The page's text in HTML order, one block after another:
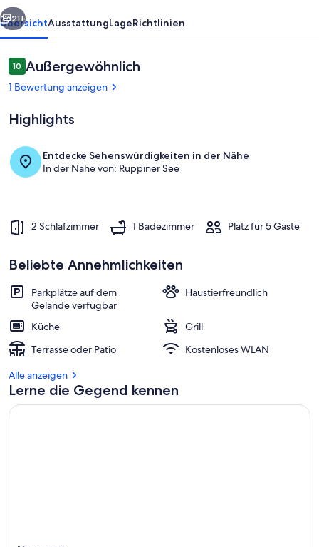
und
Wi-
Fi
Innenbereich
Weiter
21+
ÜbersichtAusstattungLageRichtlinien
Bewertungen
1010 von 10.
Außergewöhnlich
1 Bewertung anzeigen
Highlights
Entdecke Sehenswürdigkeiten in der Nähe
In der Nähe von: Ruppiner See
2 Schlafzimmer 1 Badezimmer Platz für 5 Gäste
Beliebte Annehmlichkeiten
Parkplätze auf dem
Gelände verfügbar
Haustierfreundlich
Küche
Grill
Terrasse oder Patio
Kostenloses WLAN
Alle anzeigen
Lerne die Gegend kennen